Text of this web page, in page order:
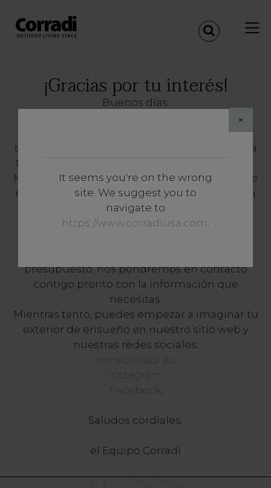
×
It seems you're on the wrong
site. We suggest you to
navigate to
https://www.corradiusa.com.
¡Gracias por tu interés!
Buenos días:
Gracias por tu interés. Hemos recibido tu
solicitud y nuestro equipo de expertos ya está
trabajando para responderte lo antes posible.
Mientras tanto, si quieres descubrir más sobre
nuestros productos o servicios, te invitamos a
descargar nuestro catálogo haciendo clic en
este enlace.
presupuesto, nos pondremos en contacto
contigo pronto con la información que
necesitas.
Mientras tanto, puedes empezar a imaginar tu
exterior de ensueño en nuestro sitio web y
nuestras redes sociales:
www.corradi.eu
Instagram
Facebook
Saludos cordiales,
el Equipo Corradi